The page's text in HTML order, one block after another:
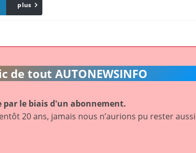
Email
plus
de tout AUTONEWSINFO
le biais d'un abonnement.
20 ans, jamais nous n’aurions pu rester aussi